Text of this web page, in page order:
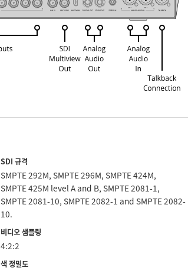
SDI 규격
SMPTE 292M, SMPTE 296M, SMPTE 424M,
SMPTE 425M level A and B, SMPTE 2081-1,
SMPTE 2081-10, SMPTE 2082-1 and SMPTE 2082-
10.
비디오 샘플링
4:2:2
색 정밀도